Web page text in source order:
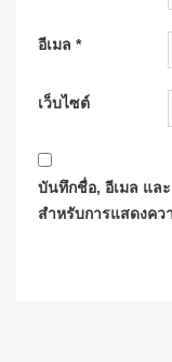
อีเมล *
เว็บไซต์
บันทึกชื่อ, อีเมล แล
สำหรับการแสดงคว